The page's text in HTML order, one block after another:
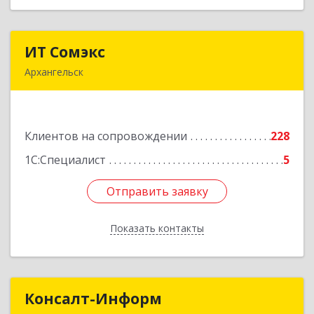
ИТ Сомэкс
Архангельск
Клиентов на сопровождении
228
1С:Специалист
5
Отправить заявку
Показать контакты
Подробнее
Отправить заявку
Назад
Консалт-ИнформКонсалт-Информ